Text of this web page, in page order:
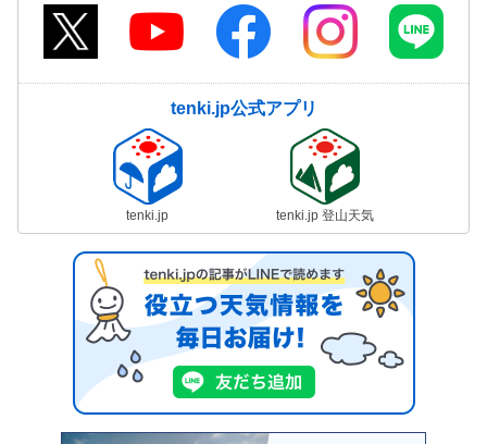
tenki.jp公式アプリ
tenki.jp tenki.jp 登山天気